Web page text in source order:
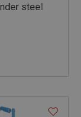
steel